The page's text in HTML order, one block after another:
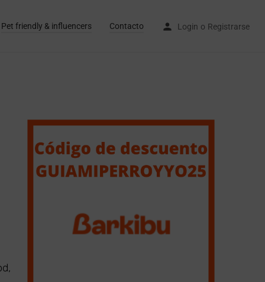
Pet friendly & influencers Contacto Login o Registrarse